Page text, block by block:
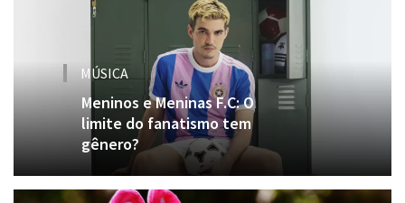
MÚSICA
Meninos e Meninas F.C: O
limite do fanatismo tem
gênero?